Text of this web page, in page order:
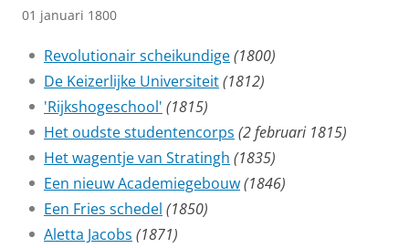
01 januari 1800
Revolutionair scheikundige(1800)
De Keizerlijke Universiteit(1812)
'Rijkshogeschool' (1815)
Het oudste studentencorps (2 februari 1815)
Het wagentje van Stratingh (1835)
Een nieuw Academiegebouw(1846)
Een Fries schedel (1850)
Aletta Jacobs (1871)